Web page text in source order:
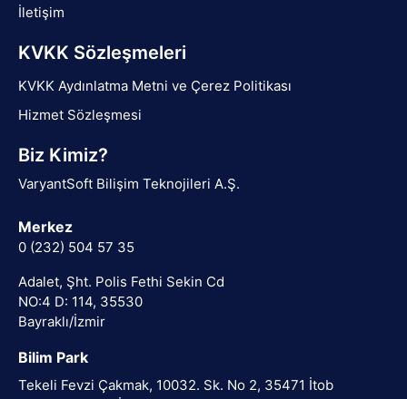
İletişim
KVKK Sözleşmeleri
KVKK Aydınlatma Metni ve Çerez Politikası
Hizmet Sözleşmesi
Biz Kimiz?
VaryantSoft Bilişim Teknojileri A.Ş.
Merkez
0 (232) 504 57 35
Adalet, Şht. Polis Fethi Sekin Cd
NO:4 D: 114, 35530
Bayraklı/İzmir
Bilim Park
Tekeli Fevzi Çakmak, 10032. Sk. No 2, 35471 İtob